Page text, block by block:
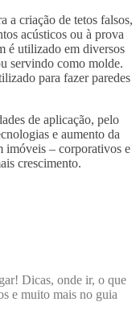
a criação de tetos falsos,
acústicos ou à prova
é utilizado em diversos
servindo como molde.
para fazer paredes
de aplicação, pelo
e aumento da
imóveis – corporativos e
crescimento.
Dicas, onde ir, o que
e muito mais no guia